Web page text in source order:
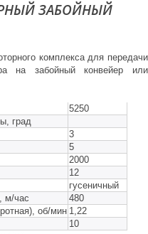
ЗАБОЙНЫЙ
комплекса для передачи
на забойный конвейер или
5250
град
3
5
2000
12
гусеничный
м/час
480
об/мин 1,22
10